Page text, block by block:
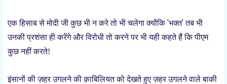
एक हिसाब से मोदी जी कुछ भी न करे तो भी चलेगा क्योंकि'भक्त'तब भी
उनकी प्रशंसा ही करेंगे और विरोधी तो करने पर भी यही कहते हैं कि पीएम
कुछ नहीं करते!
इंसानों की ज़हर उगलने की क़ाबिलियत को देखते हुए ज़हर उगलने वाले बाकी